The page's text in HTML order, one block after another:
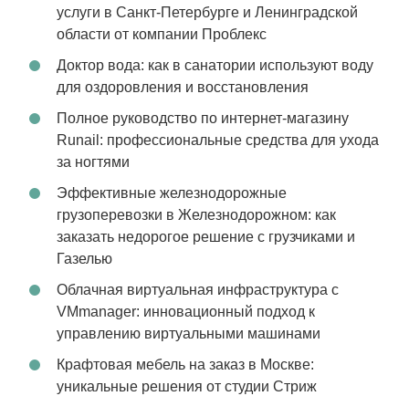
услуги в Санкт-Петербурге и Ленинградской
области от компании Проблекс
Доктор вода: как в санатории используют воду
для оздоровления и восстановления
Полное руководство по интернет-магазину
Runail: профессиональные средства для ухода
за ногтями
Эффективные железнодорожные
грузоперевозки в Железнодорожном: как
заказать недорогое решение с грузчиками и
Газелью
Облачная виртуальная инфраструктура с
VMmanager: инновационный подход к
управлению виртуальными машинами
Крафтовая мебель на заказ в Москве:
уникальные решения от студии Стриж